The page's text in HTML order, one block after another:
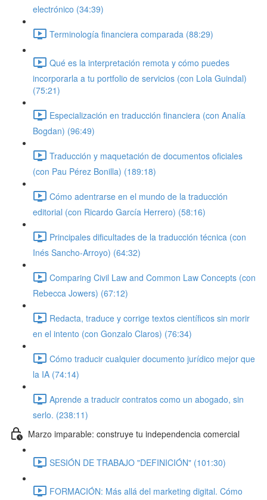
electrónico (34:39)
Terminología financiera comparada (88:29)
Qué es la interpretación remota y cómo puedes
incorporarla a tu portfolio de servicios (con Lola Guindal)
(75:21)
Especialización en traducción financiera (con Analía
Bogdan) (96:49)
Traducción y maquetación de documentos oficiales
(con Pau Pérez Bonilla) (189:18)
Cómo adentrarse en el mundo de la traducción
editorial (con Ricardo García Herrero) (58:16)
Principales dificultades de la traducción técnica (con
Inés Sancho-Arroyo) (64:32)
Comparing Civil Law and Common Law Concepts (con
Rebecca Jowers) (67:12)
Redacta, traduce y corrige textos científicos sin morir
en el intento (con Gonzalo Claros) (76:34)
Cómo traducir cualquier documento jurídico mejor que
la IA (74:14)
Aprende a traducir contratos como un abogado, sin
serlo. (238:11)
Marzo imparable: construye tu independencia comercial
SESIÓN DE TRABAJO "DEFINICIÓN" (101:30)
FORMACIÓN: Más allá del marketing digital. Cómo